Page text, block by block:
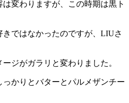
変わりますが、この時期は黒ト
ではなかったのですが、LIUさ
ジがガラリと変わりました。
かりとバターとパルメザンチー